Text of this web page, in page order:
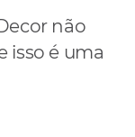
não
isso é uma